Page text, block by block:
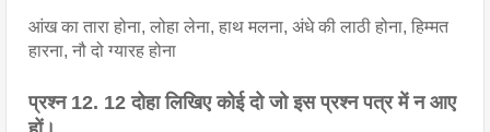
आंख का तारा होना, लोहा लेना, हाथ मलना, अंधे की लाठी होना, हिम्मत
हारना, नौ दो ग्यारह होना
प्रश्न 12. 12 दोहा लिखिए कोई दो जो इस प्रश्न पत्र में न आए